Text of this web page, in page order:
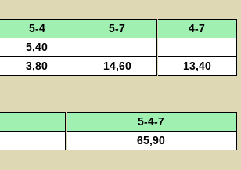
5-4 5-7
4-7
5,40
3,80 14,60 13,40
5-4-7
65,90